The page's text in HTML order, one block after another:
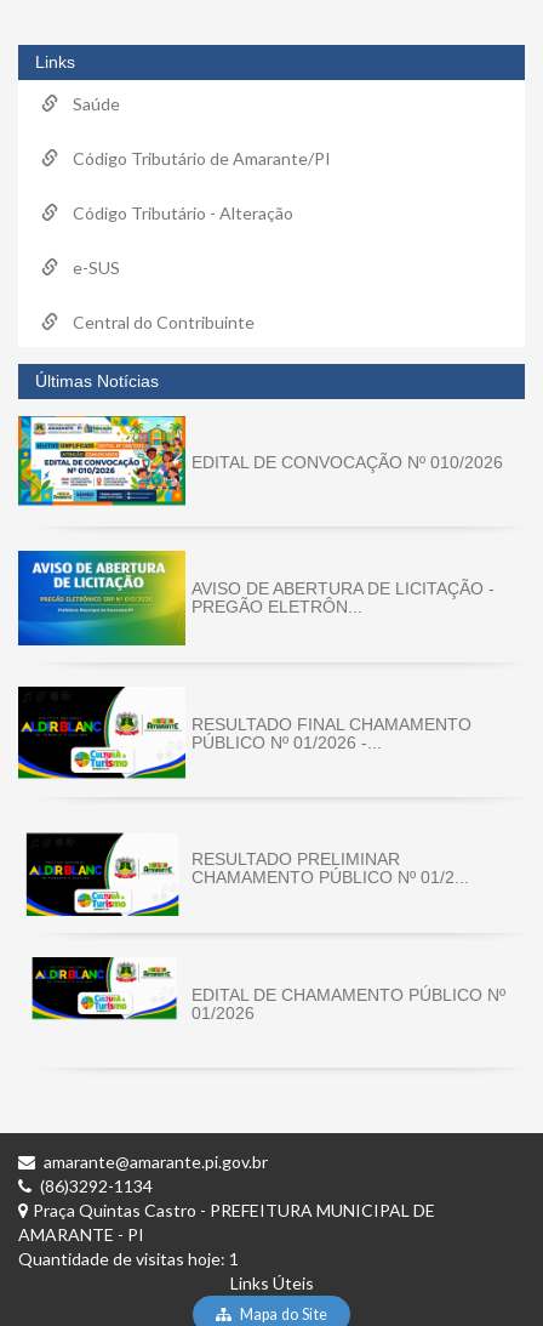
Links
Saúde
Código Tributário de Amarante/PI
Código Tributário - Alteração
e-SUS
Central do Contribuinte
Últimas Notícias
EDITAL DE CONVOCAÇÃO Nº 010/2026
AVISO DE ABERTURA DE LICITAÇÃO -
PREGÃO ELETRÔN...
RESULTADO FINAL CHAMAMENTO
PÚBLICO Nº 01/2026 -...
RESULTADO PRELIMINAR
CHAMAMENTO PÚBLICO Nº 01/2...
EDITAL DE CHAMAMENTO PÚBLICO Nº
01/2026
amarante@amarante.pi.gov.br
(86)3292-1134
Praça Quintas Castro - PREFEITURA MUNICIPAL DE
AMARANTE - PI
Quantidade de visitas hoje: 1
Links Úteis
Mapa do Site